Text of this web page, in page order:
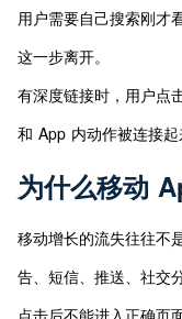
用户需要自己搜索刚才
这一步离开。
有深度链接时，用户点
和 App 内动作被连接起
为什么移动
移动增长的流失往往不
告、短信、推送、社交
点击后不能进入正确页